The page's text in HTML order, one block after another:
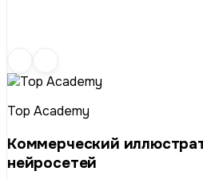
Top Academy
Коммерческий
нейросетей